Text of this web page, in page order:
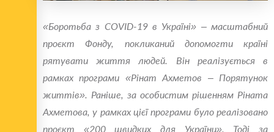
«Боротьба з COVID-19 в Україні» – масштабний
проєкт Фонду, покликаний допомогти країні
рятувати життя людей. Він реалізується в
рамках програми «Рінат Ахметов – Порятунок
життів». Раніше, за особистим рішенням Ріната
Ахметова, у рамках цієї програми було реалізовано
проєкт «200 швидких для України». Тоді за